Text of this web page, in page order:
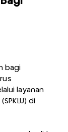
bagi
layanan
di